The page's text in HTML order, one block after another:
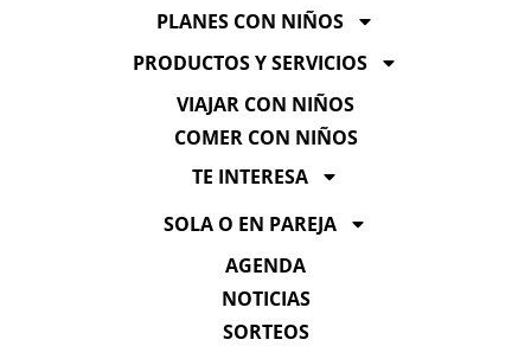
PLANES CON NIÑOS
PRODUCTOS Y SERVICIOS
VIAJAR CON NIÑOS
COMER CON NIÑOS
TE INTERESA
SOLA O EN PAREJA
AGENDA
NOTICIAS
SORTEOS